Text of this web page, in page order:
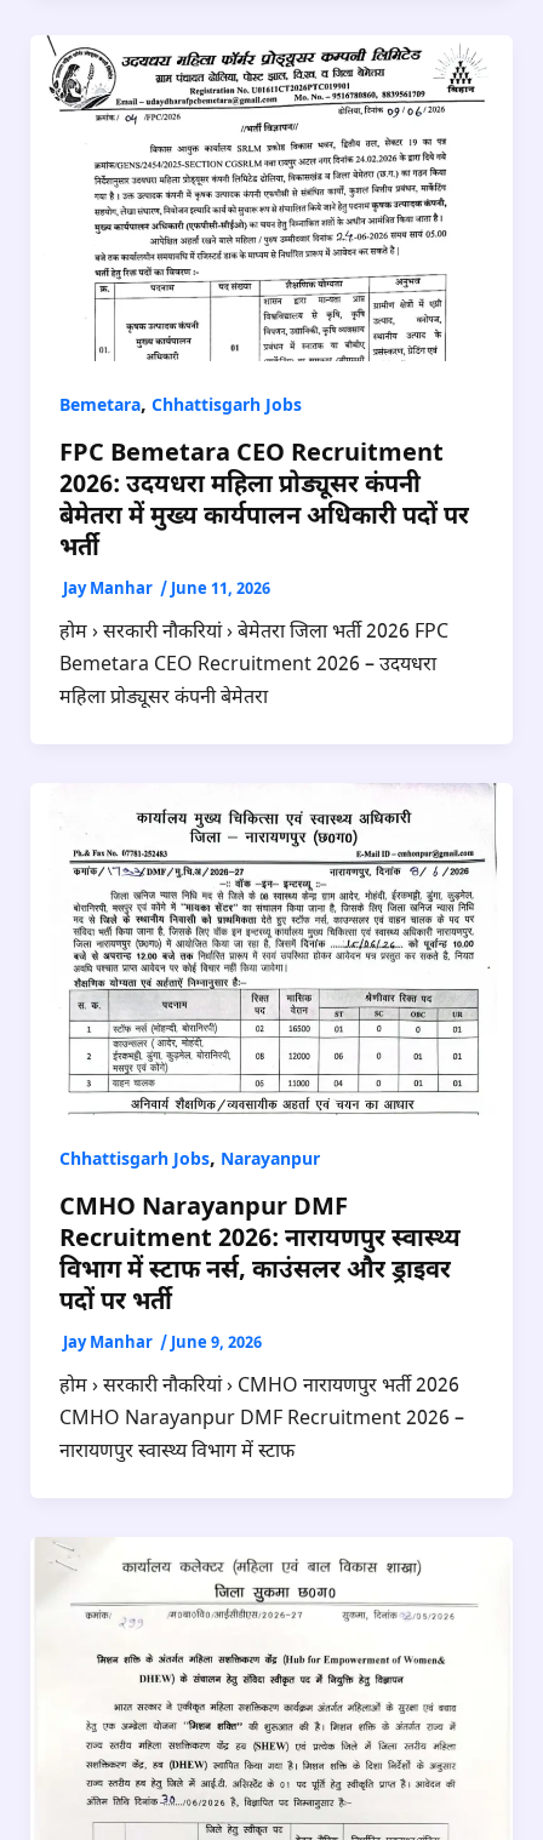
Bemetara, Chhattisgarh Jobs
FPC Bemetara CEO Recruitment
2026: उदयधरा महिला प्रोड्यूसर कंपनी
बेमेतरा में मुख्य कार्यपालन अधिकारी पदों पर
भर्ती
Jay Manhar / June 11, 2026
होम › सरकारी नौकरियां › बेमेतरा जिला भर्ती 2026 FPC
Bemetara CEO Recruitment 2026 – उदयधरा
महिला प्रोड्यूसर कंपनी बेमेतरा
Chhattisgarh Jobs, Narayanpur
CMHO Narayanpur DMF
Recruitment 2026: नारायणपुर स्वास्थ्य
विभाग में स्टाफ नर्स, काउंसलर और ड्राइवर
पदों पर भर्ती
Jay Manhar / June 9, 2026
होम › सरकारी नौकरियां › CMHO नारायणपुर भर्ती 2026
CMHO Narayanpur DMF Recruitment 2026 –
नारायणपुर स्वास्थ्य विभाग में स्टाफ